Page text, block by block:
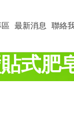
最新消息 聯絡
式肥